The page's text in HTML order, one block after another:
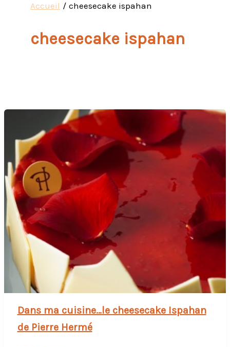
Accueil cheesecake ispahan
cheesecake ispahan
Dans ma cuisine…le cheesecake Ispahan
de Pierre Hermé